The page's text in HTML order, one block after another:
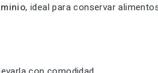
, ideal para conservar